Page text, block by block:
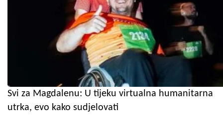
Svi za Magdalenu: U tijeku virtualna humanitarna
utrka, evo kako sudjelovati